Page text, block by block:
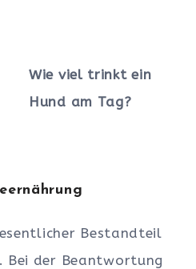
Wie viel trinkt ein
Hund am Tag?
Bestandteil
Bei der Beantwortung